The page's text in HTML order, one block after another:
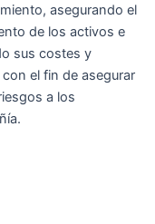
asegurando el
de los activos e
sus costes y
el fin de asegurar
a los